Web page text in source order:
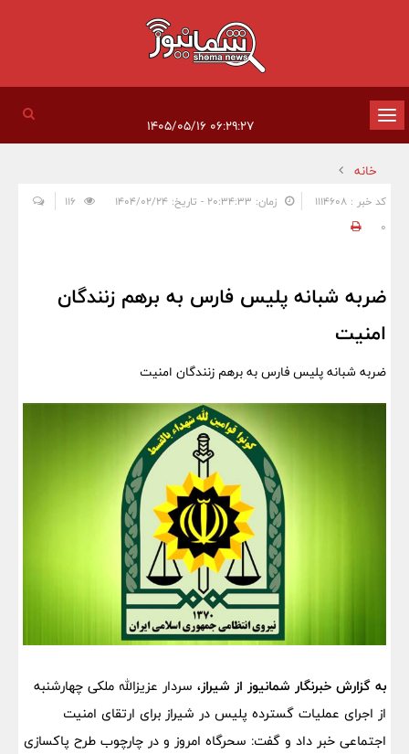
تغییر
وضعیت
ناوبری
خانه
کد خبر : 1114608 زمان: ۲۰:۳۴:۳۳ - تاریخ: ۱۴۰۴/۰۲/۲۴
0
ضربه شبانه پلیس فارس به برهم زنندگان
امنیت
ضربه شبانه پلیس فارس به برهم زنندگان امنیت
به گزارش خبرنگار شمانیوز از شیراز، سردار عزیزالله ملکی چهارشنبه
از اجرای عملیات گسترده پلیس در شیراز برای ارتقای امنیت
اجتماعی خبر داد و گفت: سحرگاه امروز و در چارچوب طرح پاکسازی